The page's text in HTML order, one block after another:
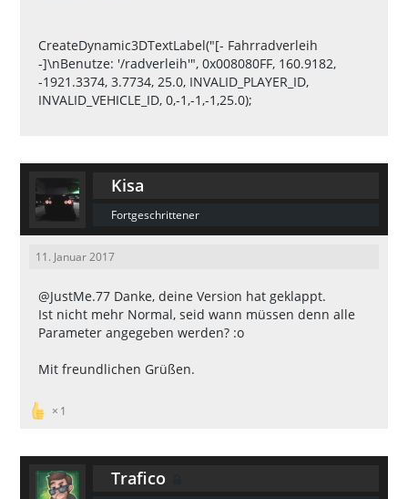
CreateDynamic3DTextLabel("[- Fahrradverleih
-]\nBenutze: '/radverleih'", 0x008080FF, 160.9182,
-1921.3374, 3.7734, 25.0, INVALID_PLAYER_ID,
INVALID_VEHICLE_ID, 0,-1,-1,-1,25.0);
Kisa
Fortgeschrittener
11. Januar 2017
@JustMe.77 Danke, deine Version hat geklappt.
Ist nicht mehr Normal, seid wann müssen denn alle
Parameter angegeben werden? :o
Mit freundlichen Grüßen.
1
Trafico